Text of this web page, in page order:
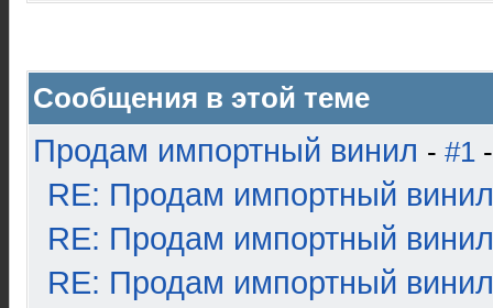
Сообщения в этой теме
Продам импортный винил - #1
RE: Продам импортный винил
RE: Продам импортный винил
RE: Продам импортный винил